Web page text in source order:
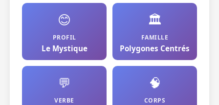
😊
PROFIL
Le Mystique
🏛️
FAMILLE
Polygones Centrés
💬
VERBE
🧠
CORPS